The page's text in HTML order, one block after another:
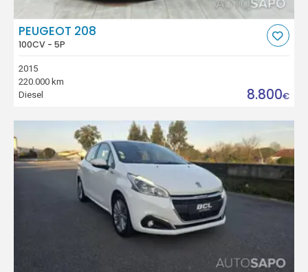
PEUGEOT 208
100CV - 5P
2015
220.000 km
Diesel
8.800€